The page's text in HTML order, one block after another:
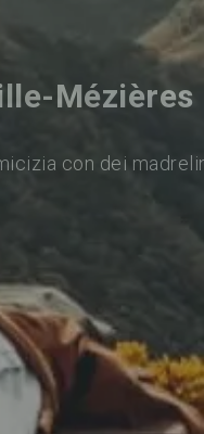
Mézières
con dei